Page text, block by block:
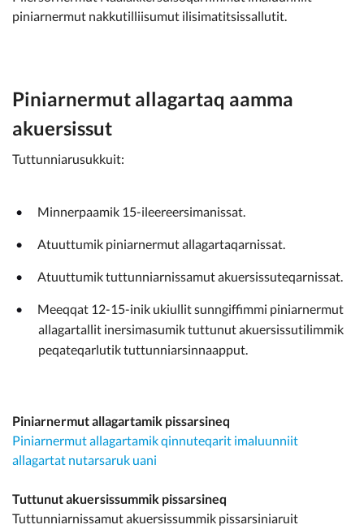
piniarnermut nakkutilliisumut ilisimatitsissallutit.
Piniarnermut allagartaq aamma
akuersissut
Tuttunniarusukkuit:
Minnerpaamik 15-ileereersimanissat.
Atuuttumik piniarnermut allagartaqarnissat.
Atuuttumik tuttunniarnissamut akuersissuteqarnissat.
Meeqqat 12-15-inik ukiullit sunngiffimmi piniarnermut
allagartallit inersimasumik tuttunut akuersissutilimmik
peqateqarlutik tuttunniarsinnaapput.
Piniarnermut allagartamik pissarsineq
Piniarnermut allagartamik qinnuteqarit imaluunniit
allagartat nutarsaruk uani
Tuttunut akuersissummik pissarsineq
Tuttunniarnissamut akuersissummik pissarsiniaruit